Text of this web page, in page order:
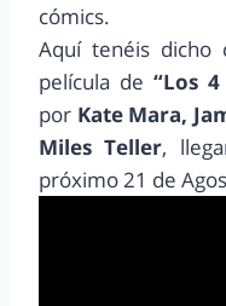
cómics.
Aquí tenéis dicho
película de “Los
por Kate Mara,
Miles Teller,
próximo 21 de